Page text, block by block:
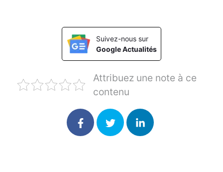
Suivez-nous sur
Google Actualités
Attribuez une note à ce
contenu